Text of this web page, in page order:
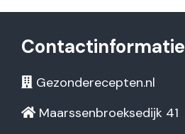
Contactinformatie
Gezonderecepten.nl
Maarssenbroeksedijk 41